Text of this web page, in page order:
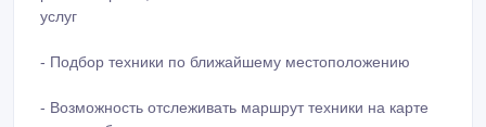
услуг
- Подбор техники по ближайшему местоположению
- Возможность отслеживать маршрут техники на карте